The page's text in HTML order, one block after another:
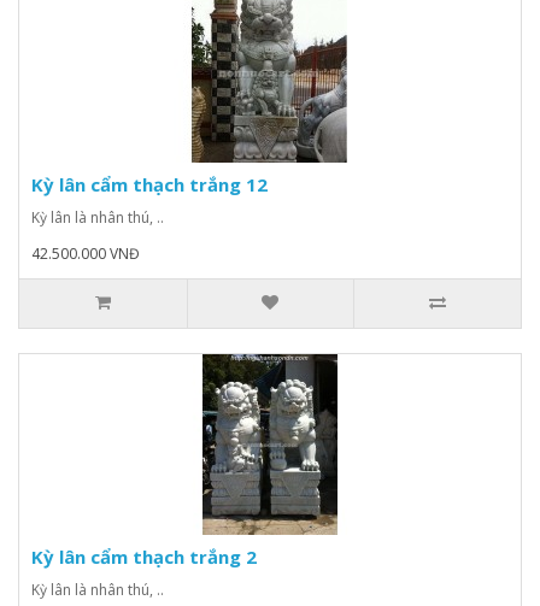
Kỳ lân cẩm thạch trắng 12
Kỳ lân là nhân thú, ..
42.500.000 VNĐ
Kỳ lân cẩm thạch trắng 2
Kỳ lân là nhân thú, ..